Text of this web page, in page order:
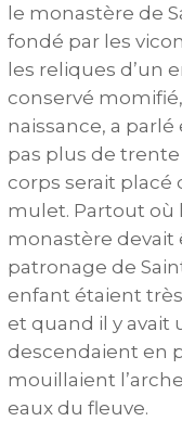
le monastère de
fondé par les
les reliques d’un
conservé
naissance, a parlé
pas plus de
corps serait placé
mulet. Partout où
monastère devait
patronage de
enfant étaient
et quand il y avait
descendaient en
mouillaient
eaux du fleuve.